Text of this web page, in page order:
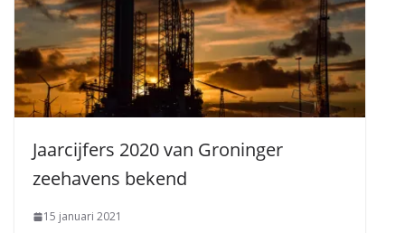
Jaarcijfers 2020 van Groninger
zeehavens bekend
15 januari 2021